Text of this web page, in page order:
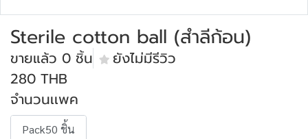
Sterile cotton ball (สำลีก้อน)
ขายแล้ว 0 ชิ้น
ยังไม่มีรีวิว
280 THB
จำนวนเเพค
Pack50 ชิ้น